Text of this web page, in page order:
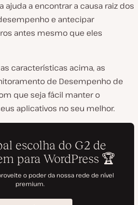
ajuda a encontrar a causa raiz dos
e antecipar
antes mesmo que eles
características acima, as
de Desempenho de
que seja fácil manter o
aplicativos no seu melhor.